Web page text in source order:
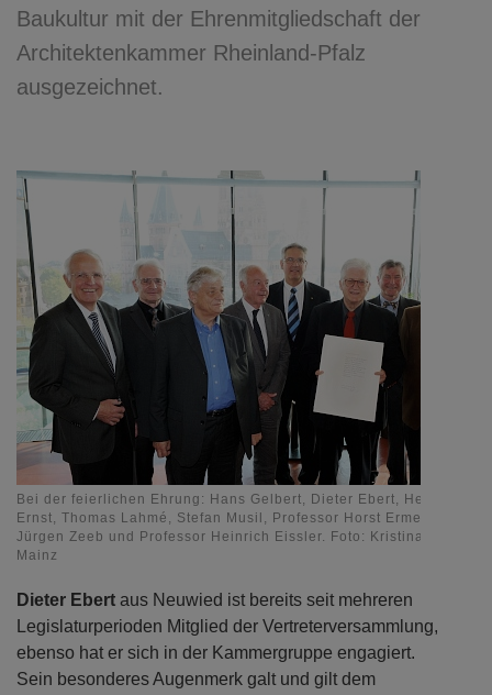
Baukultur mit der Ehrenmitgliedschaft der
Architektenkammer Rheinland-Pfalz
ausgezeichnet.
Bei der feierlichen Ehrung: Hans Gelbert, Dieter Ebert, Helmut
Ernst, Thomas Lahmé, Stefan Musil, Professor Horst Ermel, Heinz-
Jürgen Zeeb und Professor Heinrich Eissler. Foto: Kristina Schäfer,
Mainz
Dieter Ebert aus Neuwied ist bereits seit mehreren
Legislaturperioden Mitglied der Vertreterversammlung,
ebenso hat er sich in der Kammergruppe engagiert.
Sein besonderes Augenmerk galt und gilt dem